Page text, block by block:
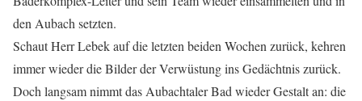
den Aubach setzten.
Schaut Herr Lebek auf die letzten beiden Wochen zurück, kehren
immer wieder die Bilder der Verwüstung ins Gedächtnis zurück.
Doch langsam nimmt das Aubachtaler Bad wieder Gestalt an: die